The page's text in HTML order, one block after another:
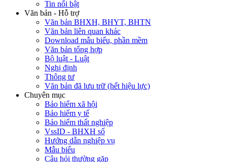
Tin nổi bật
Văn bản - Hỗ trợ
Văn bản BHXH, BHYT, BHTN
Văn bản liên quan khác
Download mẫu biểu, phần mềm
Văn bản tổng hợp
Bộ luật - Luật
Nghị định
Thông tư
Văn bản đã lưu trữ (hết hiệu lực)
Chuyên mục
Bảo hiểm xã hội
Bảo hiểm y tế
Bảo hiểm thất nghiệp
VssID - BHXH số
Hướng dẫn nghiệp vụ
Mẫu biểu
Câu hỏi thường gặp